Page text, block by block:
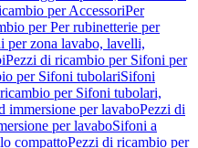
per AccessoriPer
per Per rubinetterie per
per zona lavabo, lavelli,
Pezzi di ricambio per Sifoni per
per Sifoni tubolariSifoni
per Sifoni tubolari,
immersione per lavaboPezzi di
per lavaboSifoni a
compattoPezzi di ricambio per